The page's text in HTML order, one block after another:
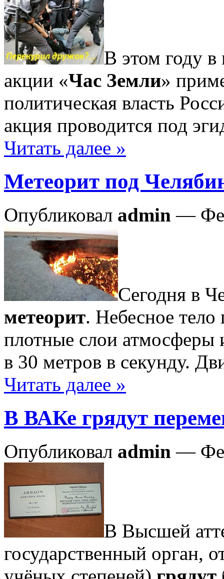
В этом году в
акции «Час Земли»
политическая власть
акция проводится под
Читать далее »
Метеорит под
Опубликовал admin —
Сегодня в
метеорит. Небесное
плотные слои атмосферы
в 30 метров в секунду.
Читать далее »
В ВАКе грядут
Опубликовал admin —
В Высшей
государственный орган,